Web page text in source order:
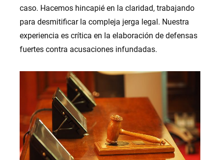
caso. Hacemos hincapié en la claridad, trabajando
para desmitificar la compleja jerga legal. Nuestra
experiencia es crítica en la elaboración de defensas
fuertes contra acusaciones infundadas.